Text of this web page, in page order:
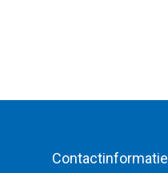
Contactinformatie